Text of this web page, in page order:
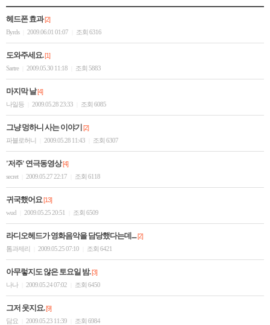
헤드폰 효과[2]
Byrds
2009.06.01 01:07 조회 6316
도와주세요.[1]
Sartre
2009.05.30 11:18 조회 5883
마지막 날[4]
나일등
2009.05.28 23:33 조회 6085
그냥 멍하니 사는 이야기 [2]
파블로허니
2009.05.28 11:43 조회 6307
'저주' 연극동영상[4]
secret
2009.05.27 22:17 조회 6118
귀국했어요[13]
wud
2009.05.25 20:51 조회 6509
라디오헤드가 영화음악을 담당했다는데....[2]
톰과제리
2009.05.25 07:10 조회 6421
아무렇지도 않은 토요일 밤.[3]
나나
2009.05.24 07:02 조회 6450
그저 웃지요.[9]
담요
2009.05.23 11:39 조회 6984